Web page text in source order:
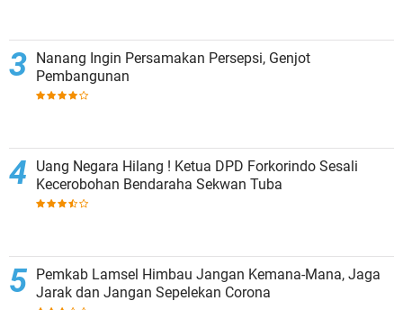
Nanang Ingin Persamakan Persepsi, Genjot
Pembangunan
Uang Negara Hilang ! Ketua DPD Forkorindo Sesali
Kecerobohan Bendaraha Sekwan Tuba
Pemkab Lamsel Himbau Jangan Kemana-Mana, Jaga
Jarak dan Jangan Sepelekan Corona